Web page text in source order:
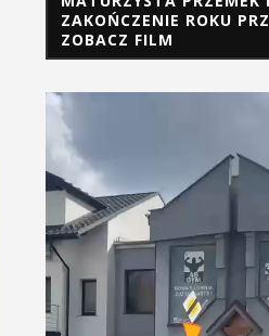
ZAKOŃCZENIE ROKU
ZOBACZ FILM
Odtwarzacz
video